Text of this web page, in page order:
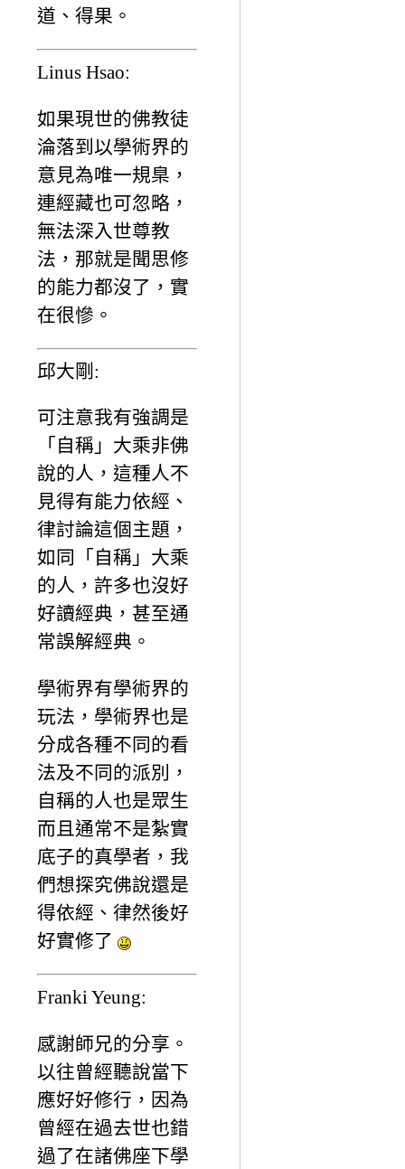
道、得果。
Linus Hsao:
如果現世的佛教徒
淪落到以學術界的
意見為唯一規臬，
連經藏也可忽略，
無法深入世尊教
法，那就是聞思修
的能力都沒了，實
在很慘。
邱大剛:
可注意我有強調是
「自稱」大乘非佛
說的人，這種人不
見得有能力依經、
律討論這個主題，
如同「自稱」大乘
的人，許多也沒好
好讀經典，甚至通
常誤解經典。
學術界有學術界的
玩法，學術界也是
分成各種不同的看
法及不同的派別，
自稱的人也是眾生
而且通常不是紮實
底子的真學者，我
們想探究佛說還是
得依經、律然後好
好實修了
Franki Yeung:
感謝師兄的分享。
以往曾經聽說當下
應好好修行，因為
曾經在過去世也錯
過了在諸佛座下學